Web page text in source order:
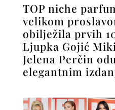
TOP niche
velikom
obilježila prvih
Ljupka Gojić
Jelena Perčin
elegantnim